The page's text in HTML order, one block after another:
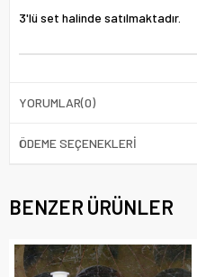
3'lü set halinde satılmaktadır.
YORUMLAR(0)
ÖDEME SEÇENEKLERI
BENZER ÜRÜNLER